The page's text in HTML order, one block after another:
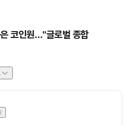
코인원…"글로벌 종합